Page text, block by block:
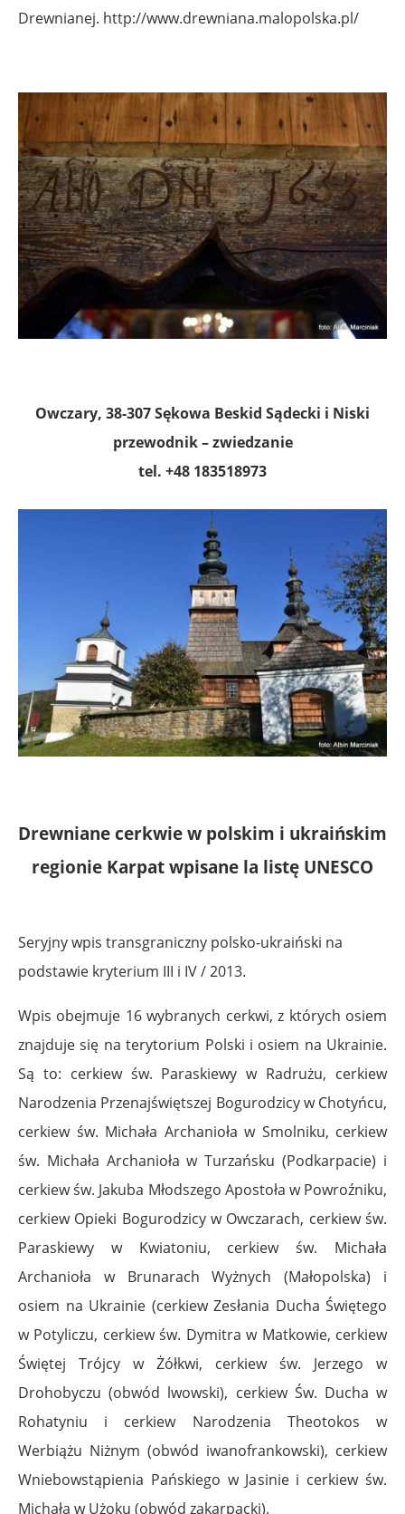
Drewnianej. http://www.drewniana.malopolska.pl/
Owczary, 38-307 Sękowa Beskid Sądecki i Niski
przewodnik – zwiedzanie
tel. +48 183518973
Drewniane cerkwie w polskim i ukraińskim
regionie Karpat wpisane la listę UNESCO
Seryjny wpis transgraniczny polsko-ukraiński na
podstawie kryterium III i IV / 2013.
Wpis obejmuje 16 wybranych cerkwi, z których osiem
znajduje się na terytorium Polski i osiem na Ukrainie.
Są to: cerkiew św. Paraskiewy w Radrużu, cerkiew
Narodzenia Przenajświętszej Bogurodzicy w Chotyńcu,
cerkiew św. Michała Archanioła w Smolniku, cerkiew
św. Michała Archanioła w Turzańsku (Podkarpacie) i
cerkiew św. Jakuba Młodszego Apostoła w Powroźniku,
cerkiew Opieki Bogurodzicy w Owczarach, cerkiew św.
Paraskiewy w Kwiatoniu, cerkiew św. Michała
Archanioła w Brunarach Wyżnych (Małopolska) i
osiem na Ukrainie (cerkiew Zesłania Ducha Świętego
w Potyliczu, cerkiew św. Dymitra w Matkowie, cerkiew
Świętej Trójcy w Żółkwi, cerkiew św. Jerzego w
Drohobyczu (obwód lwowski), cerkiew Św. Ducha w
Rohatyniu i cerkiew Narodzenia Theotokos w
Werbiążu Niżnym (obwód iwanofrankowski), cerkiew
Wniebowstąpienia Pańskiego w Jasinie i cerkiew św.
Michała w Użoku (obwód zakarpacki).